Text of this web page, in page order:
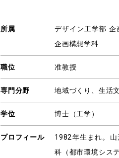
所属
デザイン工学部 企
企画構想学科
職位 准教授
専門分野 地域づくり、生活
学位 博士（工学）
プロフィール
1982年生まれ。
科（都市環境シス